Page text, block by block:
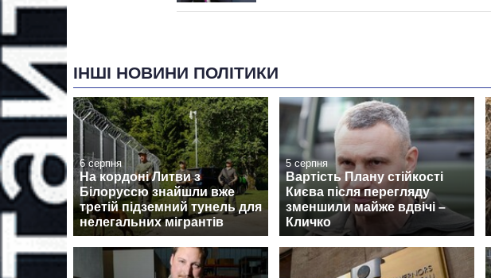
ІНШІ НОВИНИ ПОЛІТИКИ
6 серпня
На кордоні Литви з
Білоруссю знайшли вже
третій підземний тунель для
нелегальних мігрантів
5 серпня
Вартість Плану стійкості
Києва після перегляду
зменшили майже вдвічі –
Кличко